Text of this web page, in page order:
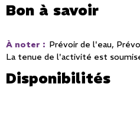
Bon à savoir
À noter : Prévoir de l'eau
La tenue de l'activité est
Disponibilités